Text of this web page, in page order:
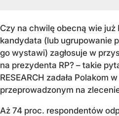
Czy na chwilę obecną wie już
kandydata (lub ugrupowanie
go wystawi) zagłosuje w
na prezydenta RP? – takie
RESEARCH zadała Polakom
przeprowadzonym na
Aż 74 proc. respondentów